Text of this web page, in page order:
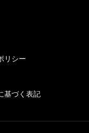
リシー
基づく表記